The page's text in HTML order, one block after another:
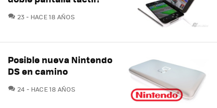
23 COMENTARIOS
HACE 18 AÑOS
Posible nueva Nintendo
DS en camino
24 COMENTARIOS
HACE 18 AÑOS